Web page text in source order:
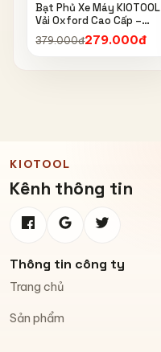
Bạt Phủ Xe Máy KIOTOOL
Vải Oxford Cao Cấp –
Chống Nắng, Chống Mưa,
Chống Bụi, Chống Tia UV,
379.000đ279.000đ
KIOTOOL
Kênh thông tin
Thông tin công ty
Trang chủ
Sản phẩm